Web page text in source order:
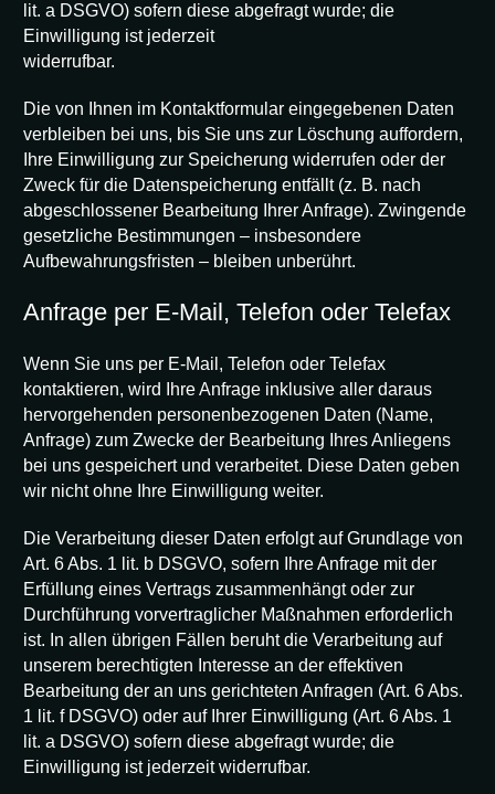
lit. a DSGVO) sofern diese abgefragt wurde; die
Einwilligung ist jederzeit
widerrufbar.
Die von Ihnen im Kontaktformular eingegebenen Daten
verbleiben bei uns, bis Sie uns zur Löschung auffordern,
Ihre Einwilligung zur Speicherung widerrufen oder der
Zweck für die Datenspeicherung entfällt (z. B. nach
abgeschlossener Bearbeitung Ihrer Anfrage). Zwingende
gesetzliche Bestimmungen – insbesondere
Aufbewahrungsfristen – bleiben unberührt.
Anfrage per E-Mail, Telefon oder Telefax
Wenn Sie uns per E-Mail, Telefon oder Telefax
kontaktieren, wird Ihre Anfrage inklusive aller daraus
hervorgehenden personenbezogenen Daten (Name,
Anfrage) zum Zwecke der Bearbeitung Ihres Anliegens
bei uns gespeichert und verarbeitet. Diese Daten geben
wir nicht ohne Ihre Einwilligung weiter.
Die Verarbeitung dieser Daten erfolgt auf Grundlage von
Art. 6 Abs. 1 lit. b DSGVO, sofern Ihre Anfrage mit der
Erfüllung eines Vertrags zusammenhängt oder zur
Durchführung vorvertraglicher Maßnahmen erforderlich
ist. In allen übrigen Fällen beruht die Verarbeitung auf
unserem berechtigten Interesse an der effektiven
Bearbeitung der an uns gerichteten Anfragen (Art. 6 Abs.
1 lit. f DSGVO) oder auf Ihrer Einwilligung (Art. 6 Abs. 1
lit. a DSGVO) sofern diese abgefragt wurde; die
Einwilligung ist jederzeit widerrufbar.